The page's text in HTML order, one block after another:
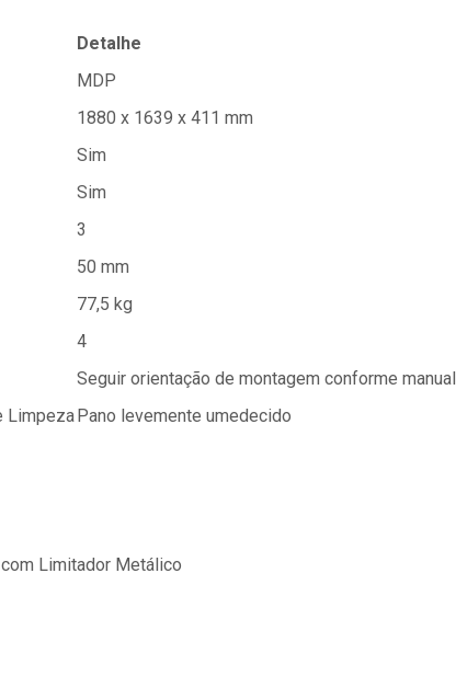
Detalhe
MDP
1880 x 1639 x 411 mm
Sim
Sim
3
50 mm
77,5 kg
4
Seguir orientação de montagem conforme manual
LimpezaPano levemente umedecido
Limitador Metálico